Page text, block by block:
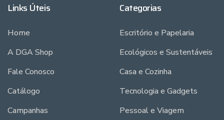
Links Úteis
Home
A DGA Shop
Fale Conosco
Catálogo
Campanhas
Categorias
Escritório e Papelaria
Ecológicos e Sustentáveis
Casa e Cozinha
Tecnologia e Gadgets
Pessoal e Viagem